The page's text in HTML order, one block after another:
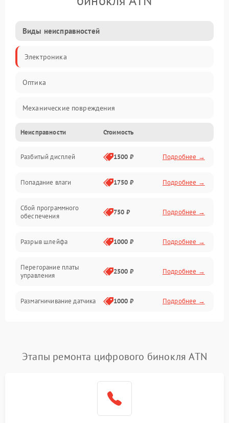
Виды неисправностей
Электроника
Оптика
Механические повреждения
Видео
Механика
Управление
Электропитание
Неисправности Стоимость
Разбитый дисплей 1500 ₽ Подробнее →
Попадание влаги 1750 ₽ Подробнее →
Сбой программного
обеспечения
750 ₽ Подробнее →
Разрыв шлейфа 1000 ₽ Подробнее →
Перегорание платы
управления
2500 ₽ Подробнее →
Размагничивание датчика 1000 ₽ Подробнее →
Неправильная передача
750 ₽
1000 ₽
Этапы ремонта цифрового бинокля ATN